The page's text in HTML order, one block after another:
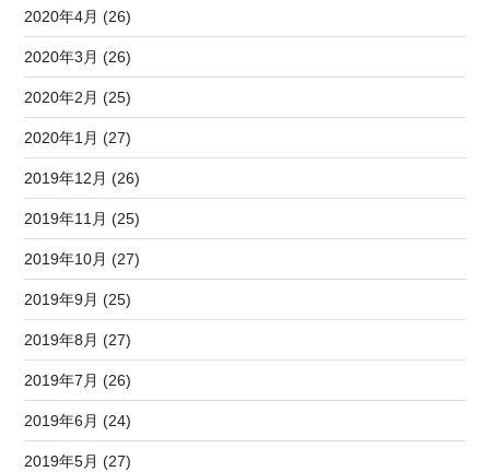
2020年4月 (26)
2020年3月 (26)
2020年2月 (25)
2020年1月 (27)
2019年12月 (26)
2019年11月 (25)
2019年10月 (27)
2019年9月 (25)
2019年8月 (27)
2019年7月 (26)
2019年6月 (24)
2019年5月 (27)